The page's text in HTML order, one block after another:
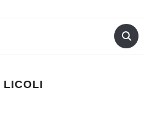
LICOLI